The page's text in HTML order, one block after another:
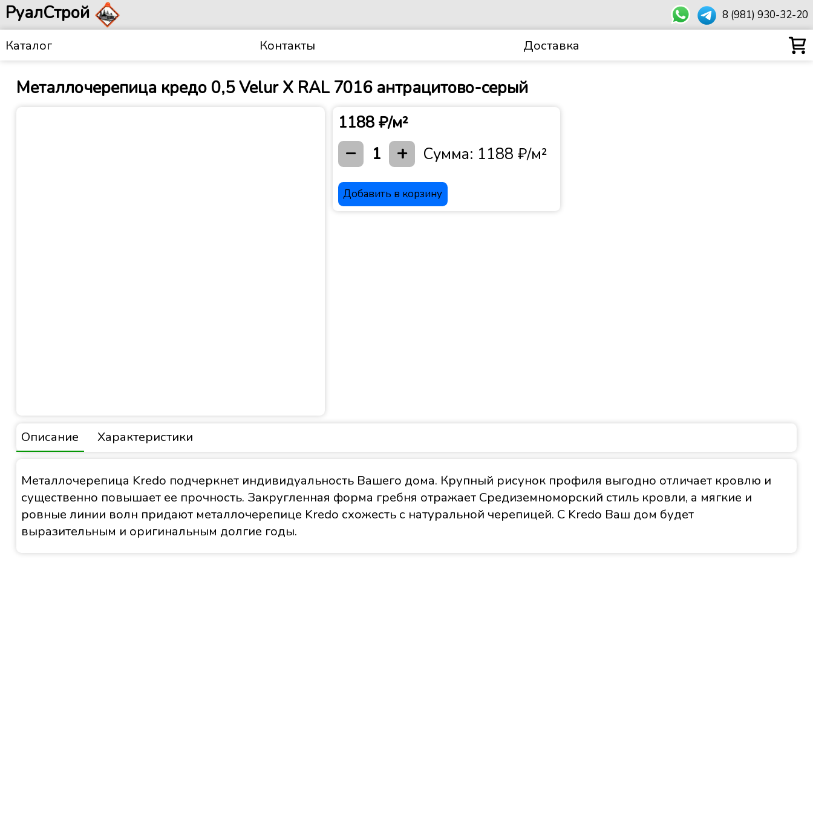
РуалСтрой 8 (981) 930-32-20
Каталог Контакты Доставка
Металлочерепица кредо 0,5 Velur X RAL 7016 антрацитово-серый
1188 ₽/м²
− 1 + Сумма: 1188 ₽/м²
Добавить в корзину
Описание Характеристики
Металлочерепица Kredo подчеркнет индивидуальность Вашего дома. Крупный рисунок профиля выгодно отличает кровлю и
существенно повышает ее прочность. Закругленная форма гребня отражает Средиземноморский стиль кровли, а мягкие и
ровные линии волн придают металлочерепице Kredo схожесть с натуральной черепицей. С Kredo Ваш дом будет
выразительным и оригинальным долгие годы.